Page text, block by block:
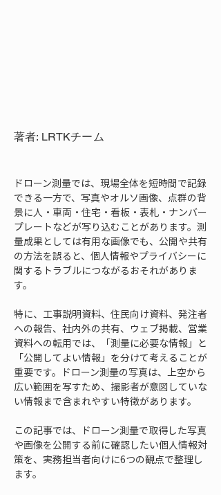
著者: LRTKチーム
ドローン測量では、現場全体を短時間で記録
できる一方で、写真やオルソ画像、点群の背
景に人・車両・住宅・看板・表札・ナンバー
プレートなどが写り込むことがあります。測
量成果としては有用な画像でも、公開や共有
の方法を誤ると、個人情報やプライバシーに
関するトラブルにつながるおそれがありま
す。
特に、工事説明資料、住民向け資料、発注者
への報告、社内外の共有、ウェブ掲載、営業
資料への転用では、「測量に必要な情報」と
「公開してよい情報」を分けて考えることが
重要です。ドローン測量の写真は、上空から
広い範囲を写すため、撮影者が意図していな
い情報まで含まれやすい特徴があります。
この記事では、ドローン測量で取得した写真
や画像を公開する前に確認したい個人情報対
策を、実務担当者向けに6つの観点で整理し
ます。